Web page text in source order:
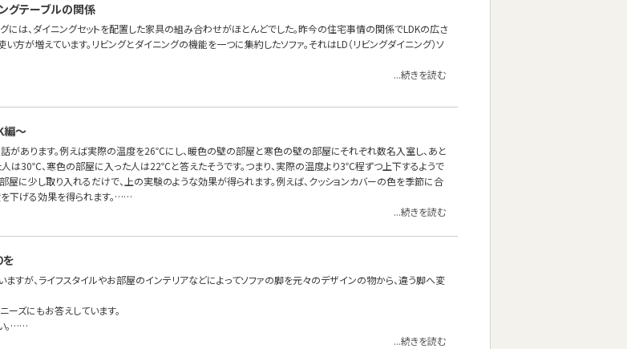
グテーブルの関係
グには、ダイニングセットを配置した家具の組み合わせがほとんどでした。昨今の住宅事情の関係でLDKの広さ
方が増えています。リビングとダイニングの機能を一つに集約したソファ。それはLD（リビングダイニング）ソ
...続きを読む
編～
があります。例えば実際の温度を26℃にし、暖色の壁の部屋と寒色の壁の部屋にそれぞれ数名入室し、あと
は30℃、寒色の部屋に入った人は22℃と答えたそうです。つまり、実際の温度より3℃程ずつ上下するようで
屋に少し取り入れるだけで、上の実験のような効果が得られます。例えば、クッションカバーの色を季節に合
下げる効果を得られます。……
...続きを読む
を
ますが、ライフスタイルやお部屋のインテリアなどによってソファの脚を元々のデザインの物から、違う脚へ変
ーズにもお答えしています。
。……
...続きを読む